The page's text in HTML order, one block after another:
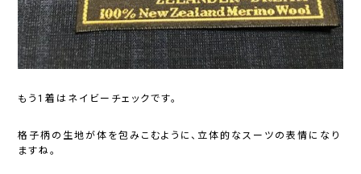
もう1着はネイビーチェックです。
格子柄の生地が体を包みこむように、立体的なスーツの表情になり
ますね。